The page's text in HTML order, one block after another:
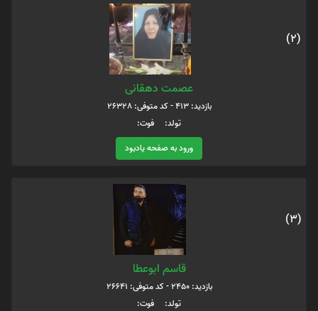
(2)
عصمت دهقانی
بازدید: 413 - کد متوفی: 26328
تولد: فوت:
ورود به صفحه یادبود
(3)
قاسم ابوعطا
بازدید: 2450 - کد متوفی: 26641
تولد: فوت: